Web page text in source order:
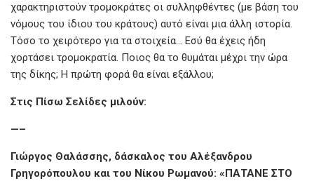
χαρακτηριστούν τρομοκράτες οι συλληφθέντες (με βάση του
νόμους του ίδιου του κράτους) αυτό είναι μια άλλη ιστορία.
Τόσο το χειρότερο για τα στοιχεία… Εσύ θα έχεις ήδη
χορτάσει τρομοκρατία. Ποιος θα το θυμάται μέχρι την ώρα
της δίκης; Η πρώτη φορά θα είναι εξάλλου;
Στις Πίσω Σελίδες μιλούν:
—–
Γιώργος Θαλάσσης, δάσκαλος του Αλέξανδρου
Γρηγορόπουλου και του Νίκου Ρωμανού: «ΠΑΤΑΝΕ ΣΤΟ